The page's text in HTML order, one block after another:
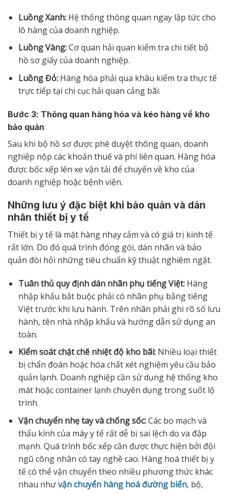
Luồng Xanh:Hệ thống thông quan ngay lập tức cho
lô hàng của doanh nghiệp.
Luồng Vàng:Cơ quan hải quan kiểm tra chi tiết bộ
hồ sơ giấy của doanh nghiệp.
Luồng Đỏ:Hàng hóa phải qua khâu kiểm tra thực tế
trực tiếp tại chi cục hải quan cảng bãi.
Bước 3: Thông quan hàng hóa và kéo hàng về kho
bảo quản
Sau khi bộ hồ sơ được phê duyệt thông quan, doanh
nghiệp nộp các khoản thuế và phí liên quan. Hàng hóa
được bốc xếp lên xe vận tải để chuyển về kho của
doanh nghiệp hoặc bệnh viện.
Những lưu ý đặc biệt khi bảo quản và dán
nhãn thiết bị y tế
Thiết bị y tế là mặt hàng nhạy cảm và có giá trị kinh tế
rất lớn. Do đó quá trình đóng gói, dán nhãn và bảo
quản đòi hỏi những tiêu chuẩn kỹ thuật nghiêm ngặt.
Tuân thủ quy định dán nhãn phụ tiếng Việt:Hàng
nhập khẩu bắt buộc phải có nhãn phụ bằng tiếng
Việt trước khi lưu hành. Trên nhãn phải ghi rõ số lưu
hành, tên nhà nhập khẩu và hướng dẫn sử dụng an
toàn.
Kiểm soát chặt chẽ nhiệt độ kho bãi:Nhiều loại thiết
bị chẩn đoán hoặc hóa chất xét nghiệm yêu cầu bảo
quản lạnh. Doanh nghiệp cần sử dụng hệ thống kho
mát hoặc container lạnh chuyên dụng trong suốt lộ
trình.
Vận chuyển nhẹ tay và chống sốc:Các bo mạch và
thấu kính của máy y tế rất dễ bị sai lệch do va đập
mạnh. Quá trình bốc xếp cần được thực hiện bởi đội
ngũ công nhân có tay nghề cao. Hàng hoá thiết bị y
tế có thể vận chuyển theo nhiều phương thức khác
nhau nhưvận chuyển hàng hoá đường biển, bộ,